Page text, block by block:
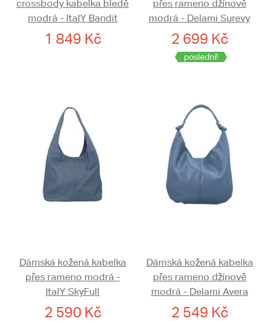
crossbody kabelka bledě
modrá - ItalY Bandit
1 849 Kč
přes rameno džínově
modrá - Delami Surevy
2 699 Kč
poslední!
Dámská kožená kabelka
přes rameno modrá -
ItalY SkyFull
2 590 Kč
Dámská kožená kabelka
přes rameno džínově
modrá - Delami Avera
2 549 Kč